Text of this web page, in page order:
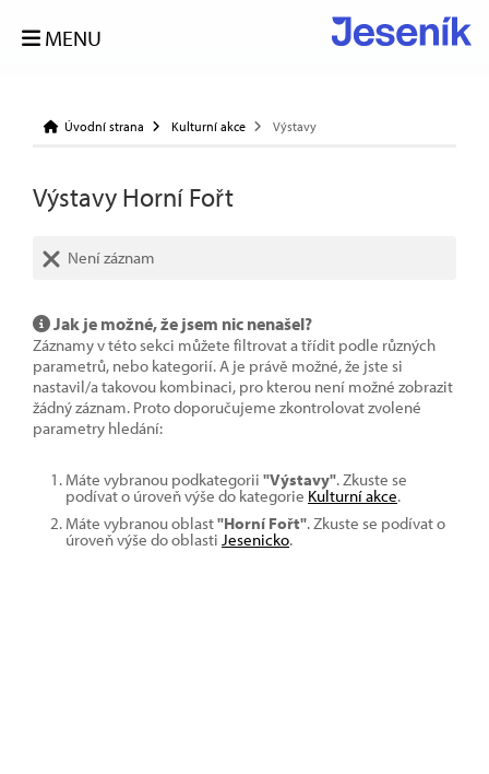
MENU
Úvodní strana Kulturní akce Výstavy
Výstavy Horní Fořt
Není záznam
Jak je možné, že jsem nic nenašel?
Záznamy v této sekci můžete filtrovat a třídit podle různých
parametrů, nebo kategorií. A je právě možné, že jste si
nastavil/a takovou kombinaci, pro kterou není možné zobrazit
žádný záznam. Proto doporučujeme zkontrolovat zvolené
parametry hledání:
Máte vybranou podkategorii "Výstavy". Zkuste se
podívat o úroveň výše do kategorie Kulturní akce.
Máte vybranou oblast"Horní Fořt". Zkuste se podívat o
úroveň výše do oblasti Jesenicko.